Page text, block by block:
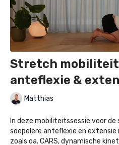
Stretch
anteflexie &
Matthias
In deze mobiliteitssessie voor de
soepelere anteflexie en
zoals oa. CARS, dynamische